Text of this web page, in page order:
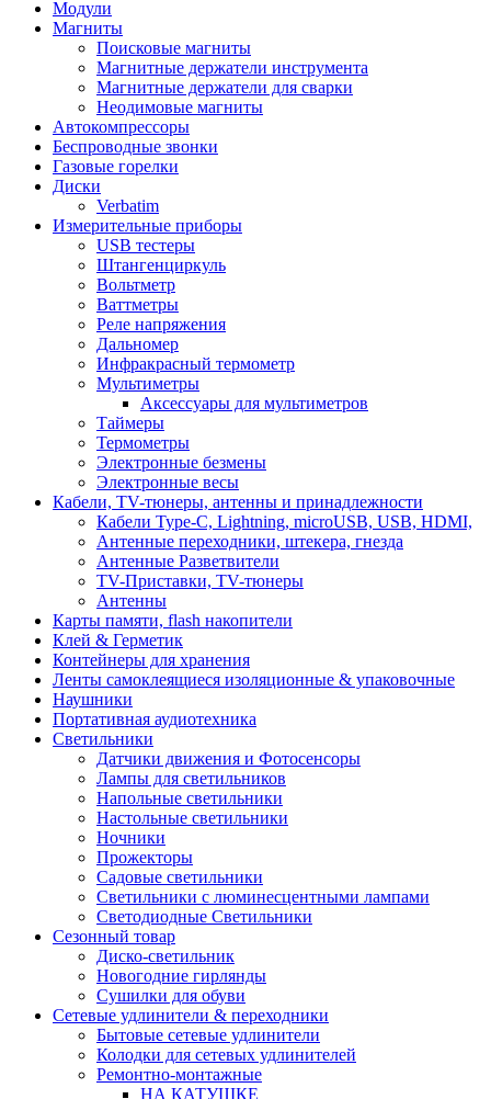
Модули
Магниты
Поисковые магниты
Магнитные держатели инструмента
Магнитные держатели для сварки
Неодимовые магниты
Автокомпрессоры
Беспроводные звонки
Газовые горелки
Диски
Verbatim
Измерительные приборы
USB тестеры
Штангенциркуль
Вольтметр
Ваттметры
Реле напряжения
Дальномер
Инфракрасный термометр
Мультиметры
Аксессуары для мультиметров
Таймеры
Термометры
Электронные безмены
Электронные весы
Кабели, TV-тюнеры, антенны и принадлежности
Кабели Type-C, Lightning, microUSB, USB, HDMI,
Антенные переходники, штекера, гнезда
Антенные Разветвители
TV-Приставки, TV-тюнеры
Антенны
Карты памяти, flash накопители
Клей & Герметик
Контейнеры для хранения
Ленты самоклеящиеся изоляционные & упаковочные
Наушники
Портативная аудиотехника
Светильники
Датчики движения и Фотосенсоры
Лампы для светильников
Напольные светильники
Настольные светильники
Ночники
Прожекторы
Садовые светильники
Светильники с люминесцентными лампами
Светодиодные Светильники
Сезонный товар
Диско-светильник
Новогодние гирлянды
Сушилки для обуви
Сетевые удлинители & переходники
Бытовые сетевые удлинители
Колодки для сетевых удлинителей
Ремонтно-монтажные
НА КАТУШКЕ